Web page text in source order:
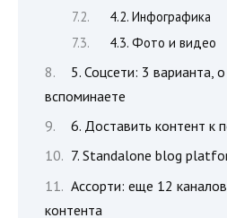
4.2. Инфографика
4.3. Фото и видео
5. Соцсети: 3 варианта,
вспоминаете
6. Доставить контент к
7. Standalone blog
Ассорти: еще 12
контента